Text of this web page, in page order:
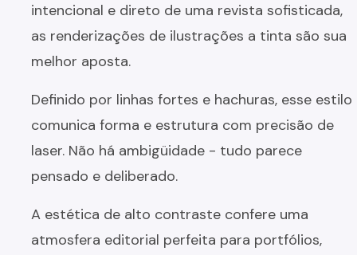
intencional e direto de uma revista sofisticada,
as renderizações de ilustrações a tinta são sua
melhor aposta.
Definido por linhas fortes e hachuras, esse estilo
comunica forma e estrutura com precisão de
laser. Não há ambigüidade - tudo parece
pensado e deliberado.
A estética de alto contraste confere uma
atmosfera editorial perfeita para portfólios,